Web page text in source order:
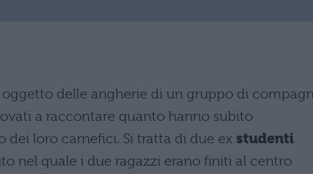
oggetto delle angherie di un gruppo di
a raccontare quanto hanno subito
dei loro carnefici. Si tratta di due ex studenti
nel quale i due ragazzi erano finiti al centro